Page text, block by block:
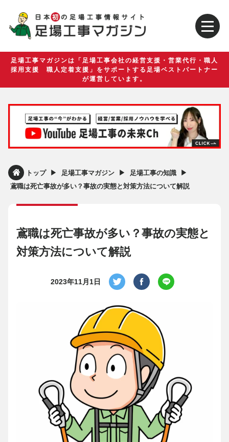
足場工事マガジンは「足場工事会社の経営支援・営業代行・職人
採用支援 職人定着支援」をサポートする足場ベストパートナー
が運営しています。
トップ ▶︎ 足場工事マガジン ▶︎ 足場工事の知識 ▶︎
鳶職は死亡事故が多い？事故の実態と対策方法について解説
鳶職は死亡事故が多い？事故の実態と
対策方法について解説
2023年11月1日